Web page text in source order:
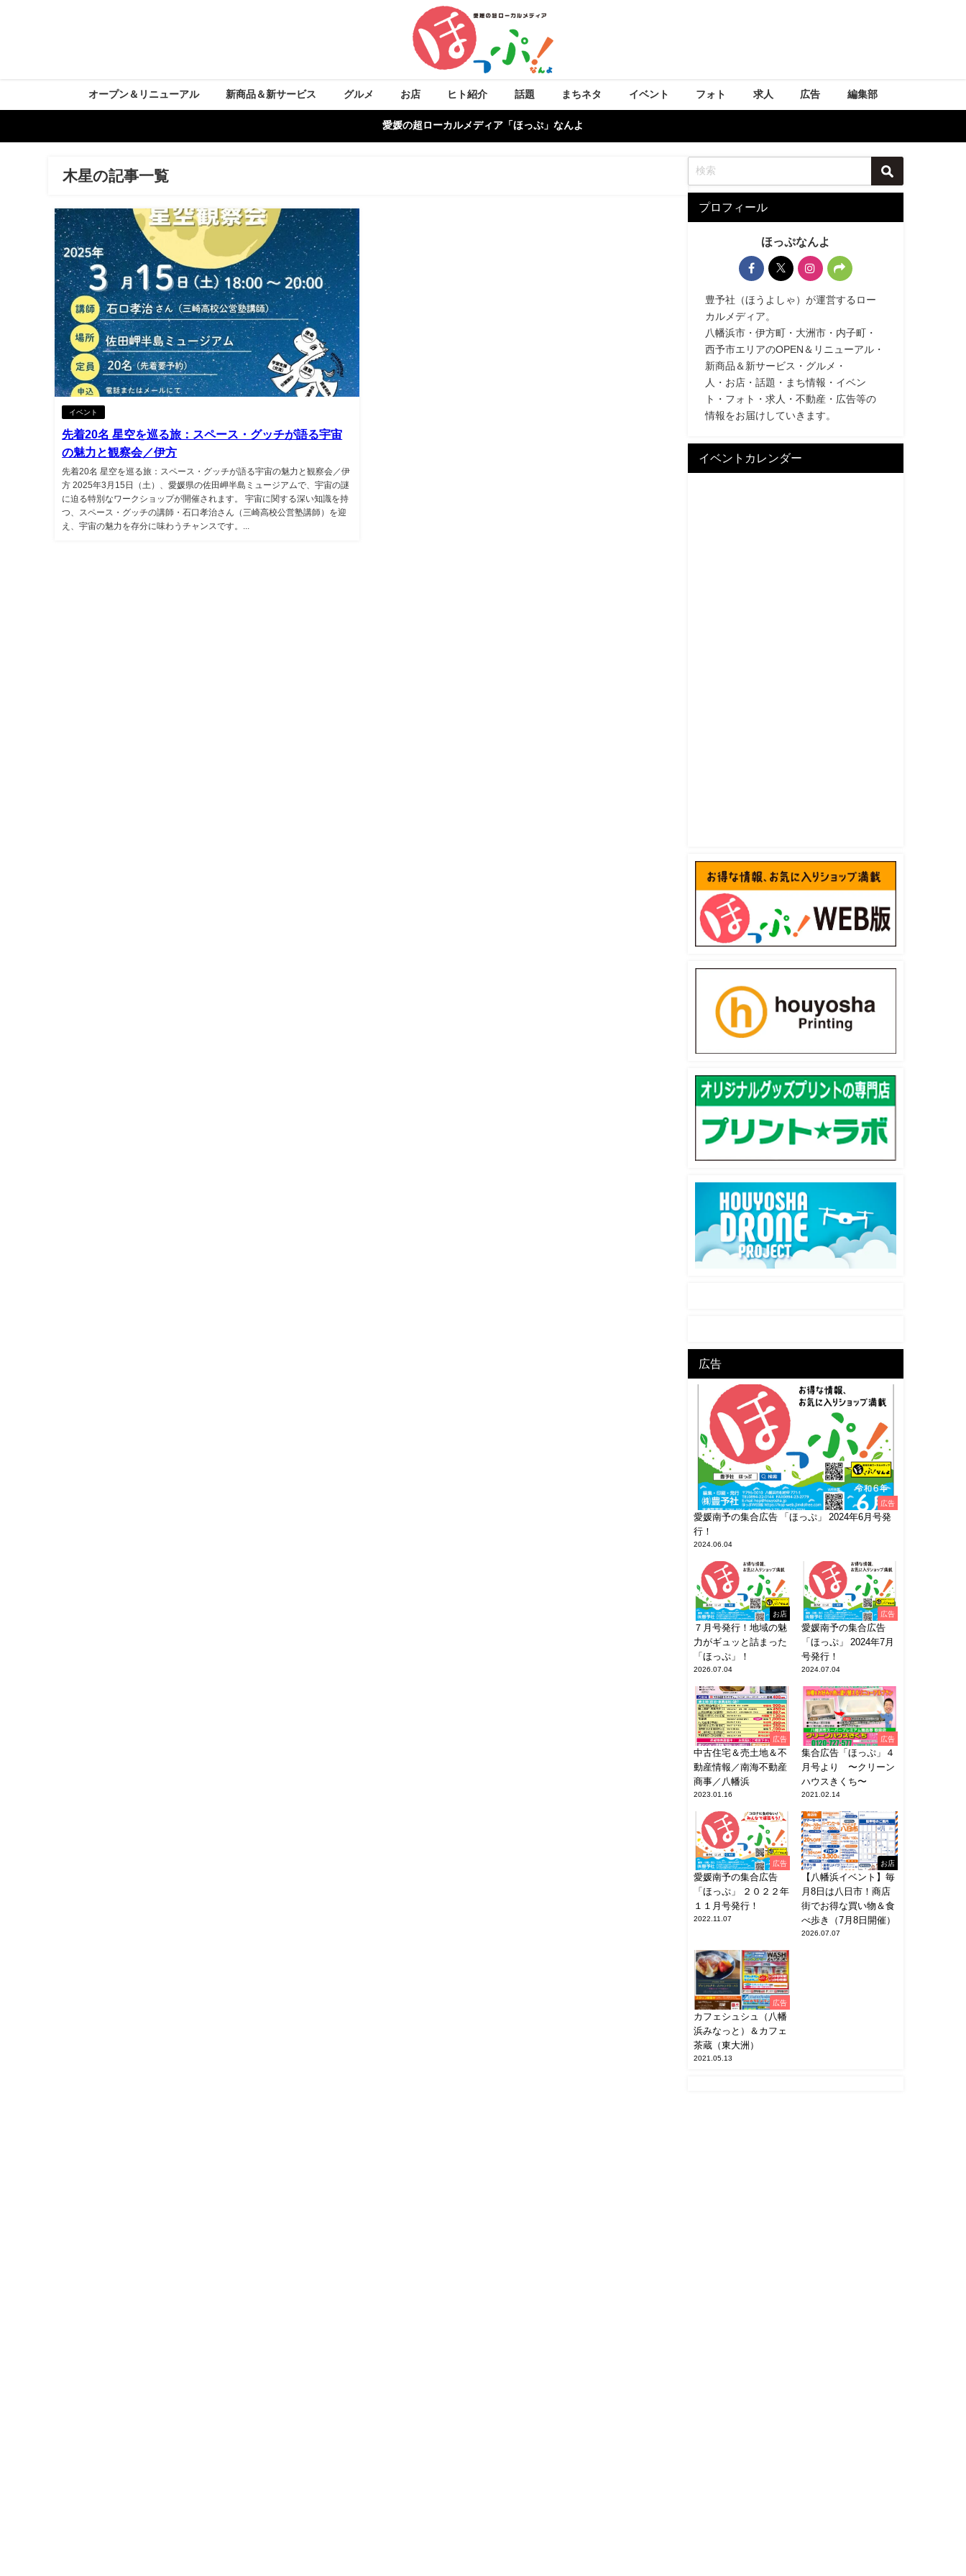
オープン＆リニューアル 新商品＆新サービス グルメ お店 ヒト紹介 話題 まちネタ イベント フォト 求人 広告 編集部
愛媛の超ローカルメディア「ほっぷ」なんよ
木星の記事一覧
イベント
先着20名 星空を巡る旅：スペース・グッチが語る宇宙
の魅力と観察会／伊方
先着20名 星空を巡る旅：スペース・グッチが語る宇宙の魅力と観察会／伊
方 2025年3月15日（土）、愛媛県の佐田岬半島ミュージアムで、宇宙の謎
に迫る特別なワークショップが開催されます。 宇宙に関する深い知識を持
つ、スペース・グッチの講師・石口孝治さん（三崎高校公営塾講師）を迎
え、宇宙の魅力を存分に味わうチャンスです。...
プロフィール
ほっぷなんよ
豊予社（ほうよしゃ）が運営するロー
カルメディア。
八幡浜市・伊方町・大洲市・内子町・
西予市エリアのOPEN＆リニューアル・
新商品＆新サービス・グルメ・
人・お店・話題・まち情報・イベン
ト・フォト・求人・不動産・広告等の
情報をお届けしていきます。
イベントカレンダー
広告
広告
愛媛南予の集合広告 「ほっぷ」 2024年6月号発
行！
2024.06.04
お店
７月号発行！地域の魅
力がギュッと詰まった
「ほっぷ」！
2026.07.04
広告
愛媛南予の集合広告
「ほっぷ」 2024年7月
号発行！
2024.07.04
広告
中古住宅＆売土地＆不
動産情報／南海不動産
商事／八幡浜
2023.01.16
広告
集合広告「ほっぷ」４
月号より 〜クリーン
ハウスきくち〜
2021.02.14
広告
愛媛南予の集合広告
「ほっぷ」 ２０２２年
１１月号発行！
2022.11.07
お店
【八幡浜イベント】毎
月8日は八日市！商店
街でお得な買い物＆食
べ歩き（7月8日開催）
2026.07.07
広告
カフェシュシュ（八幡
浜みなっと）＆カフェ
茶蔵（東大洲）
2021.05.13